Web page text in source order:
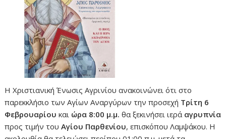
Η Χριστιανική Ένωσις Αγρινίου ανακοινώνει ότι στο
παρεκκλήσιο των Αγίων Αναργύρων την προσεχή Τρίτη 6
Φεβρουαρίουκαι ώρα 8:00 μ.μ. θα ξεκινήσει ιερά αγρυπνία
προς τιμήν τουΑγίου Παρθενίου, επισκόπου Λαμψάκου. Η